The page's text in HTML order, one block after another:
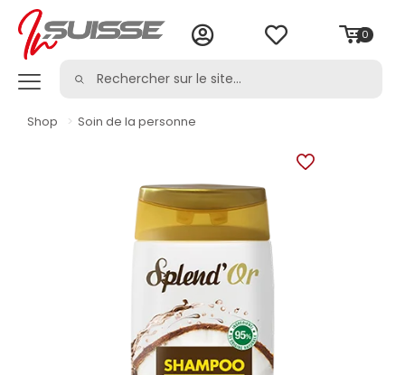
0
Shop > Soin de la personne